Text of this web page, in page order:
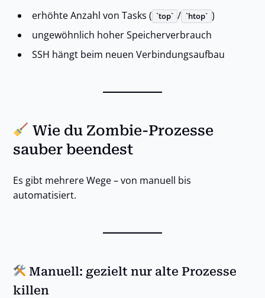
erhöhte Anzahl von Tasks ( top / htop
)
ungewöhnlich hoher Speicherverbrauch
SSH hängt beim neuen Verbindungsaufbau
Wie du Zombie-Prozesse
sauber beendest
Es gibt mehrere Wege – von manuell bis
automatisiert.
Manuell: gezielt nur alte Prozesse
killen